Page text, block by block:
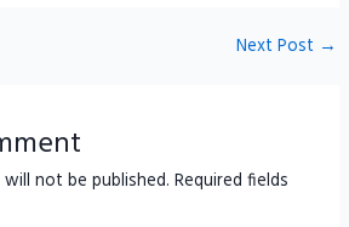
Next Post →
not be published. Required fields